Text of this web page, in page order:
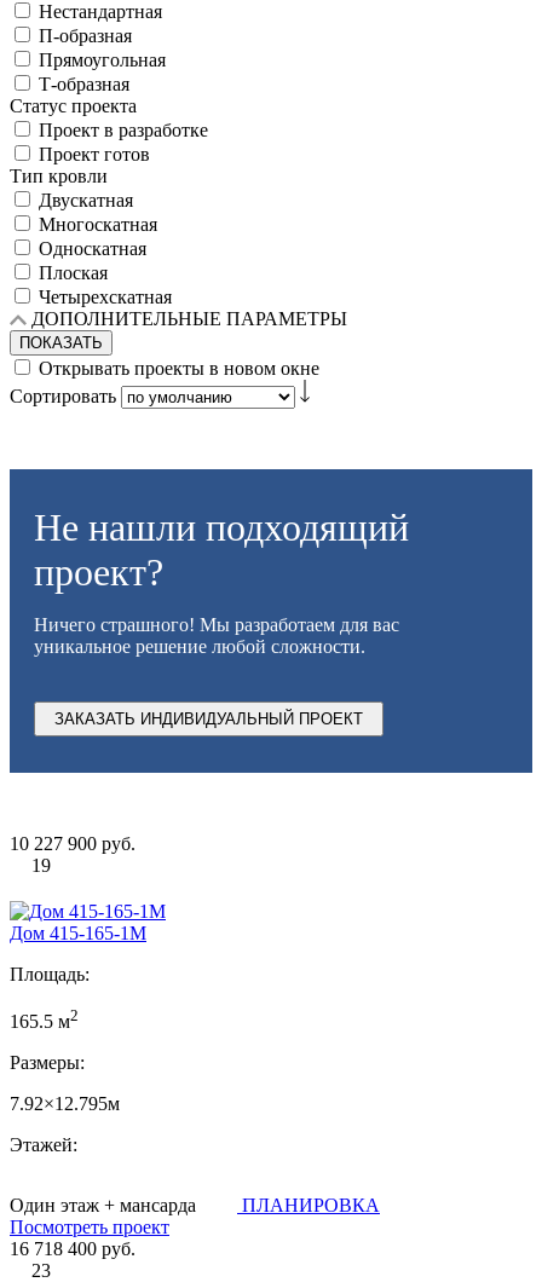
Нестандартная
П-образная
Прямоугольная
Т-образная
Статус проекта
Проект в разработке
Проект готов
Тип кровли
Двускатная
Многоскатная
Односкатная
Плоская
Четырехскатная
ДОПОЛНИТЕЛЬНЫЕ ПАРАМЕТРЫ
ПОКАЗАТЬ
Открывать проекты в новом окне
Сортировать
Не нашли подходящий
проект?
Ничего страшного! Мы разработаем для вас
уникальное решение любой сложности.
ЗАКАЗАТЬ ИНДИВИДУАЛЬНЫЙ ПРОЕКТ
10 227 900 руб.
19
Дом 415-165-1М
Площадь:
165.5 м2
Размеры:
7.92×12.795м
Этажей:
Один этаж + мансарда
ПЛАНИРОВКА
Посмотреть проект
16 718 400 руб.
23